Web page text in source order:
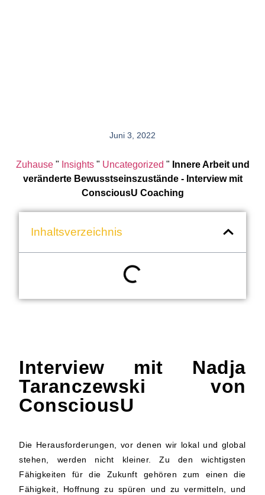
Juni 3, 2022
Zuhause" Insights" Uncategorized " Innere Arbeit und
veränderte Bewusstseinszustände - Interview mit
ConsciousU Coaching
Inhaltsverzeichnis
Interview mit Nadja
Taranczewski von
ConsciousU
Die Herausforderungen, vor denen wir lokal und global
stehen, werden nicht kleiner. Zu den wichtigsten
Fähigkeiten für die Zukunft gehören zum einen die
Fähigkeit, Hoffnung zu spüren und zu vermitteln, und